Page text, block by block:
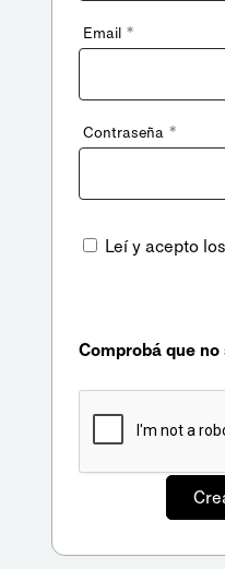
Email *
Contraseña *
Leí y acepto los
Comprobá que